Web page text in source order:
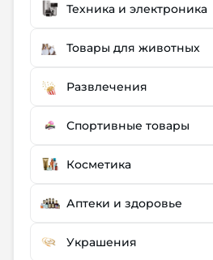
Техника и электроника
Товары для животных
Развлечения
Спортивные товары
Косметика
Аптеки и здоровье
Украшения